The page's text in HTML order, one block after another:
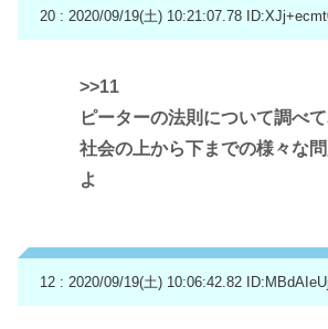
20 : 2020/09/19(土) 10:21:07.78
>>11
ピーターの法則について調べ
社会の上から下までの様々な
よ
12 : 2020/09/19(土) 10:06:42.82